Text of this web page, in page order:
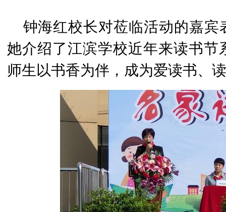
钟海红校长对莅临活动的嘉
她介绍了江滨学校近年来读书
师生以书香为伴，成为爱读书、